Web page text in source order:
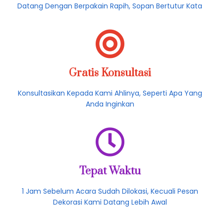
Datang Dengan Berpakain Rapih, Sopan Bertutur Kata
Gratis Konsultasi
Konsultasikan Kepada Kami Ahlinya, Seperti Apa Yang
Anda Inginkan
Tepat Waktu
1 Jam Sebelum Acara Sudah Dilokasi, Kecuali Pesan
Dekorasi Kami Datang Lebih Awal